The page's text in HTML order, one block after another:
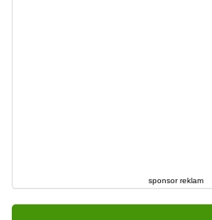
sponsor reklam